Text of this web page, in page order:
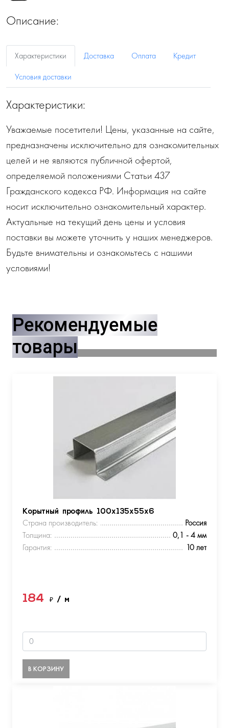
Описание:
Характеристики Доставка Оплата
Кредит
Условия доставки
Характеристики:
Уважаемые посетители! Цены, указанные на сайте,
предназначены исключительно для ознакомительных
целей и не являются публичной офертой,
определяемой положениями Статьи 437
Гражданского кодекса РФ. Информация на сайте
носит исключительно ознакомительный характер.
Актуальные на текущий день цены и условия
поставки вы можете уточнить у наших менеджеров.
Будьте внимательны и ознакомьтесь с нашими
условиями!
Рекомендуемые
товары
Корытный профиль 100х135х55х6
Страна производитель:
Россия
Толщина:
0,1 - 4 мм
Гарантия:
10 лет
184 ₽ / м
В КОРЗИНУ